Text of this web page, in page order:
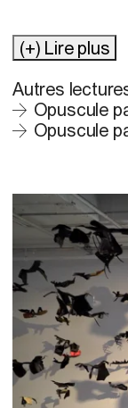
(+) Lire plus
Autres
Opuscule
Opuscule